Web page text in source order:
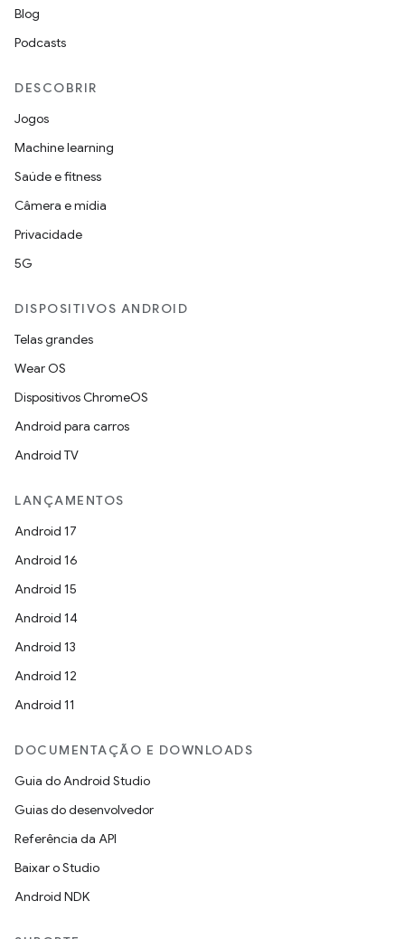
Blog
Podcasts
DESCOBRIR
Jogos
Machine learning
Saúde e fitness
Câmera e mídia
Privacidade
5G
DISPOSITIVOS ANDROID
Telas grandes
Wear OS
Dispositivos ChromeOS
Android para carros
Android TV
LANÇAMENTOS
Android 17
Android 16
Android 15
Android 14
Android 13
Android 12
Android 11
DOCUMENTAÇÃO E DOWNLOADS
Guia do Android Studio
Guias do desenvolvedor
Referência da API
Baixar o Studio
Android NDK